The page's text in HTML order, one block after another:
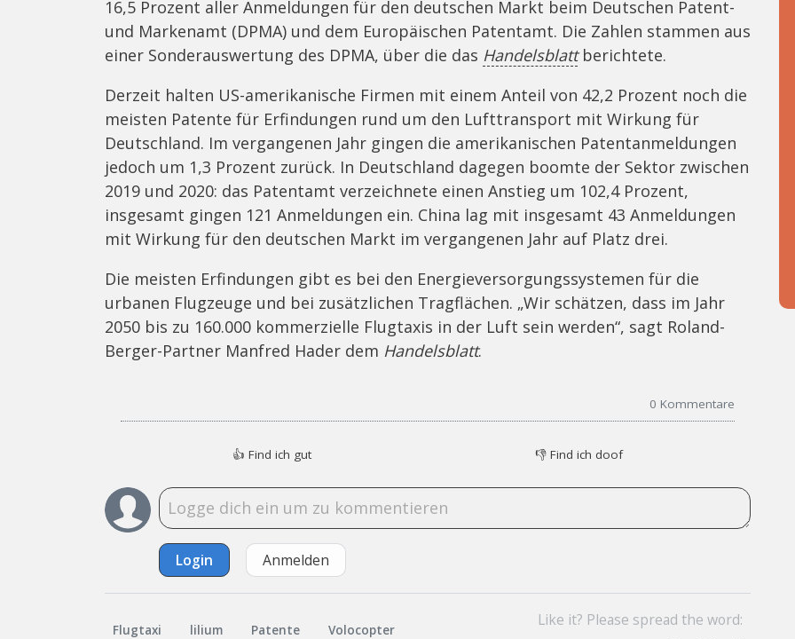
16,5 Prozent aller Anmeldungen für den deutschen Markt beim Deutschen Patent-
und Markenamt (DPMA) und dem Europäischen Patentamt. Die Zahlen stammen aus
einer Sonderauswertung des DPMA, über die das Handelsblattberichtete.
Derzeit halten US-amerikanische Firmen mit einem Anteil von 42,2 Prozent noch die
meisten Patente für Erfindungen rund um den Lufttransport mit Wirkung für
Deutschland. Im vergangenen Jahr gingen die amerikanischen Patentanmeldungen
jedoch um 1,3 Prozent zurück. In Deutschland dagegen boomte der Sektor zwischen
2019 und 2020: das Patentamt verzeichnete einen Anstieg um 102,4 Prozent,
insgesamt gingen 121 Anmeldungen ein. China lag mit insgesamt 43 Anmeldungen
mit Wirkung für den deutschen Markt im vergangenen Jahr auf Platz drei.
Die meisten Erfindungen gibt es bei den Energieversorgungssystemen für die
urbanen Flugzeuge und bei zusätzlichen Tragflächen. „Wir schätzen, dass im Jahr
2050 bis zu 160.000 kommerzielle Flugtaxis in der Luft sein werden“, sagt Roland-
Berger-Partner Manfred Hader dem Handelsblatt.
0 Kommentare
👍 Find ich gut 👎 Find ich doof
Login Anmelden
Flugtaxi lilium Patente Volocopter
Like it? Please spread the word: